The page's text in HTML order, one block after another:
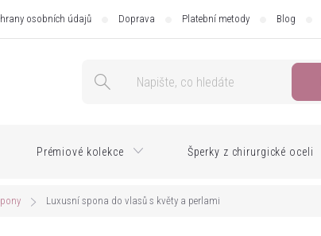
osobních údajů Doprava Platební metody Blog
Prémiové kolekce Šperky z chirurgické oceli
Luxusní spona do vlasů s květy a perlami